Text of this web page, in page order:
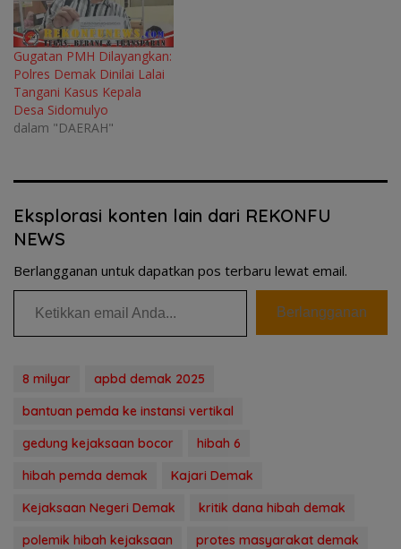
Gugatan PMH Dilayangkan:
Polres Demak Dinilai Lalai
Tangani Kasus Kepala
Desa Sidomulyo
dalam "DAERAH"
Eksplorasi konten lain dari REKONFU
NEWS
Berlangganan untuk dapatkan pos terbaru lewat email.
Ketikkan email Anda...
Berlangganan
8 milyar
apbd demak 2025
bantuan pemda ke instansi vertikal
gedung kejaksaan bocor
hibah 6
hibah pemda demak
Kajari Demak
Kejaksaan Negeri Demak
kritik dana hibah demak
polemik hibah kejaksaan
protes masyarakat demak